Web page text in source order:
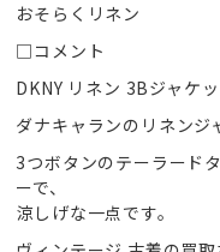
おそらくリネン
□コメント
DKNY リネン 3Bジャケ
ダナキャランのリネンジ
3つボタンのテーラード
ーで、
涼しげな一点です。